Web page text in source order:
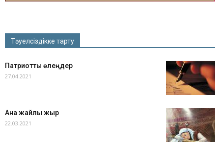
Тәуелсіздікке тарту
Патриоттық өлеңдер
27.04.2021
Ана жайлы жыр
22.03.2021